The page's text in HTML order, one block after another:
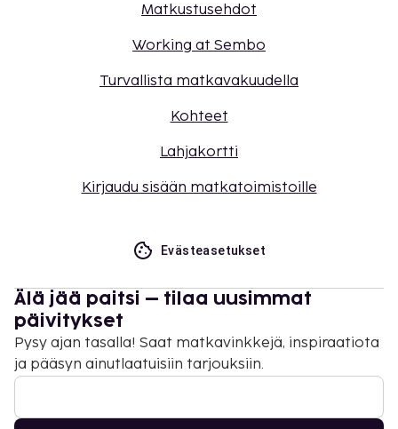
Matkustusehdot
Working at Sembo
Turvallista matkavakuudella
Kohteet
Lahjakortti
Kirjaudu sisään matkatoimistoille
Evästeasetukset
Älä jää paitsi – tilaa uusimmat
päivitykset
Pysy ajan tasalla! Saat matkavinkkejä, inspiraatiota
ja pääsyn ainutlaatuisiin tarjouksiin.